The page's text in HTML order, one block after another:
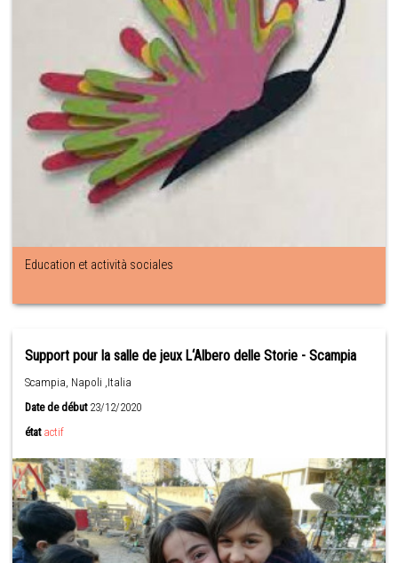
Education et actività sociales
Support pour la salle de jeux L‘Albero delle Storie - Scampia
Scampia, Napoli ,Italia
Date de début23/12/2020
état actif